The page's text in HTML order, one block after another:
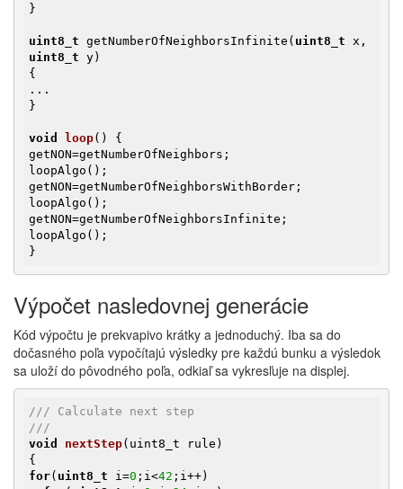
}
uint8_t getNumberOfNeighborsInfinite( uint8_t
uint8_t y)
{
...
}
void loop()
{
getNON=getNumberOfNeighbors;
loopAlgo();
getNON=getNumberOfNeighborsWithBorder;
loopAlgo();
getNON=getNumberOfNeighborsInfinite;
loopAlgo();
}
Výpočet nasledovnej generácie
Kód výpočtu je prekvapivo krátky a jednoduchý. Iba sa do
dočasného poľa vypočítajú výsledky pre každú bunku a výsledok
sa uloží do pôvodného poľa, odkiaľ sa vykresľuje na displej.
/// Calculate next step
///
void
nextStep(uint8_t rule)
for( uint8_t i=0 ;i<42 ;i++)